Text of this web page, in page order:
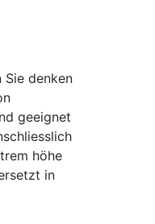
Sie denken
geeignet
höhe
in